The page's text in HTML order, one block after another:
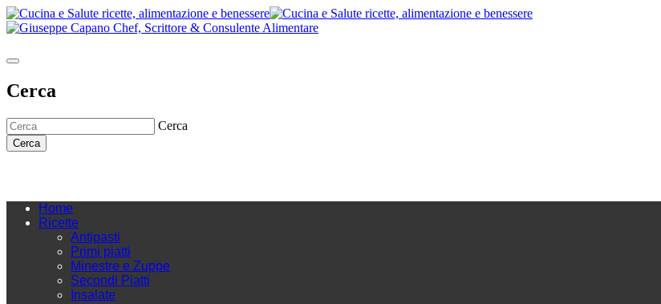
Cerca
Cerca
Cerca
Home
Ricette
Antipasti
Primi piatti
Minestre e Zuppe
Secondi Piatti
Insalate